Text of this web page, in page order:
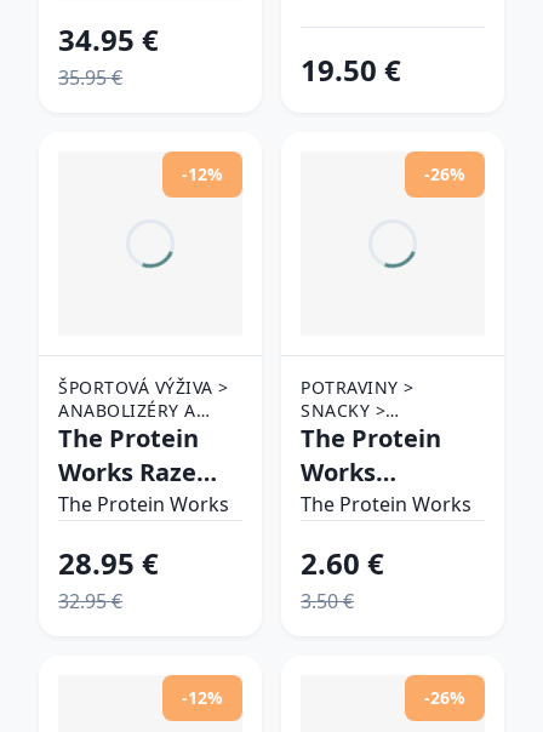
34.95 €
35.95 € 19.50 €
-12%
ŠPORTOVÁ VÝŽIVA >
ANABOLIZÉRY A
STIMULANTY > PRE-
The Protein
Works Raze
Extreme
The Protein Works
28.95 €
32.95 €
-26%
POTRAVINY >
SNACKY >
PROTEÍNOVÉ
The Protein
Works
Ridiculous
Bar čokoláda
arašidy
The Protein Works
2.60 €
3.50 €
-12% -26%